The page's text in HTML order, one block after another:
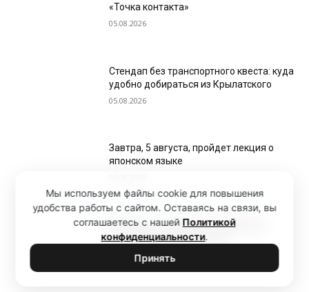
«Точка контакта»
05.08.2026
Стендап без транспортного квеста: куда
удобно добираться из Крылатского
05.08.2026
Завтра, 5 августа, пройдет лекция о
японском языке
8 и 9 августа ограничат движение
транспорта в Крылатском
04.08.2026
Мы используем файлы cookie для повышения
удобства работы с сайтом. Оставаясь на связи, вы
соглашаетесь с нашей Политикой
конфиденциальности.
Принять